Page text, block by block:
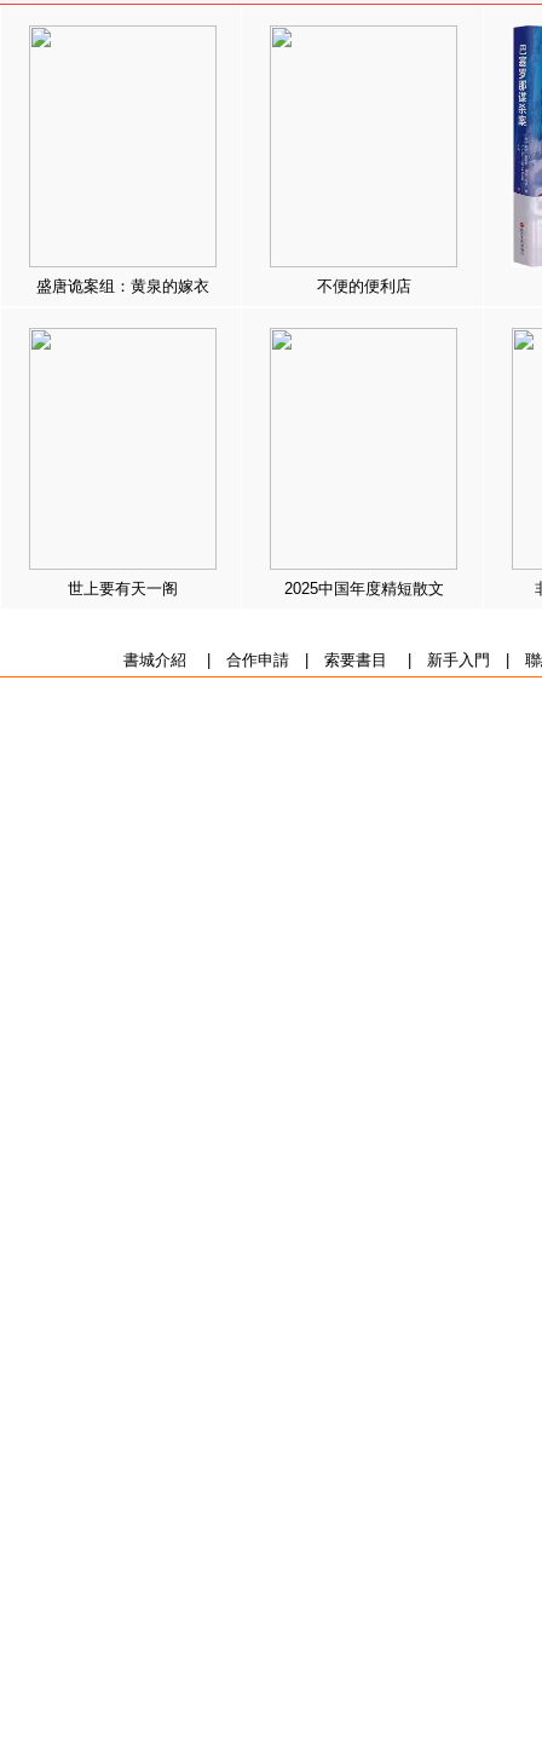
盛唐诡案组：黄泉的嫁衣 不便的便利店
世上要有天一阁 2025中国年度精短散文
書城介紹 合作申請| 索要書目 新手入門